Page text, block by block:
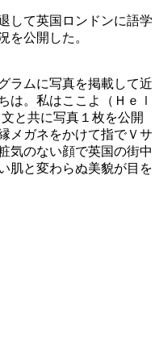
して英国ロンドンに語学
を公開した。
ラムに写真を掲載して近
は。私はここよ（Ｈｅｌ
と共に写真１枚を公開
メガネをかけて指でＶサ
気のない顔で英国の街中
肌と変わらぬ美貌が目を